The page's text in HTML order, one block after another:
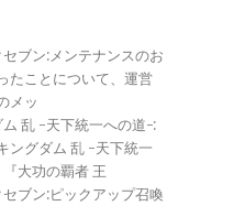
セブン:メンテナンスのお
たことについて、運営
メッ
ム 乱 -天下統一への道-:
ングダム 乱 -天下統一
大功の覇者 王
セブン:ピックアップ召喚